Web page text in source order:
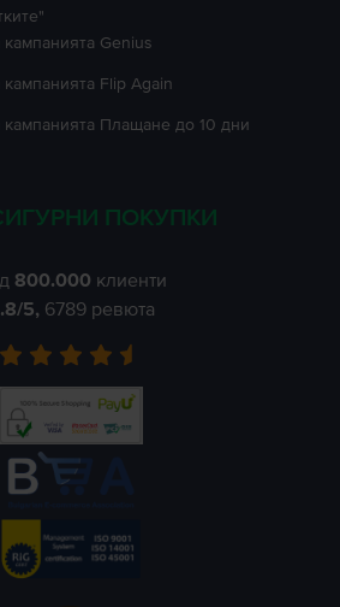
Genius
Flip Again
Плащане до 10 дни
ПОКУПКИ
800.000 клиенти
/5, 6789 ревюта